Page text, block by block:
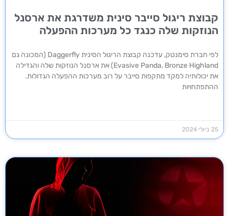
קבוצת ריגול סייבר סינית משדרגת את ארסנל
הנוזקות שלה כנגד כל מערכות ההפעלה
לפי חברת סימנטק, עדכנה קבוצת הריגול הסינית Daggerfly (המכונה גם
Evasive Panda, Bronze Highland) את ארסנל הנוזקות שלה והגדילה
את יכולותיה למקד מתקפות סייבר על רוב מערכות ההפעלה הגדולות.
ההתפתחויות
25 ביולי 2024